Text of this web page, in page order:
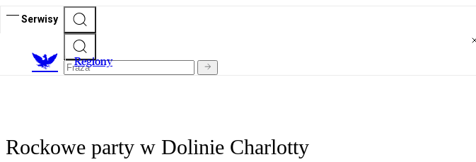
Serwisy
Regiony
Rockowe party w Dolinie Charlotty